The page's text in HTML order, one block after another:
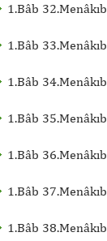
1.Bâb 32.Menâkıb
1.Bâb 33.Menâkıb
1.Bâb 34.Menâkıb
1.Bâb 35.Menâkıb
1.Bâb 36.Menâkıb
1.Bâb 37.Menâkıb
1.Bâb 38.Menâkıb